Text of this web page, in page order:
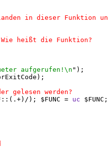
aufgerufen!\n");
); $FUNC = uc $FUNC;